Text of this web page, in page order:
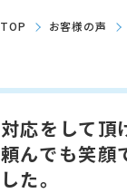
お客様の声
応をして頂
んでも笑顔
た。